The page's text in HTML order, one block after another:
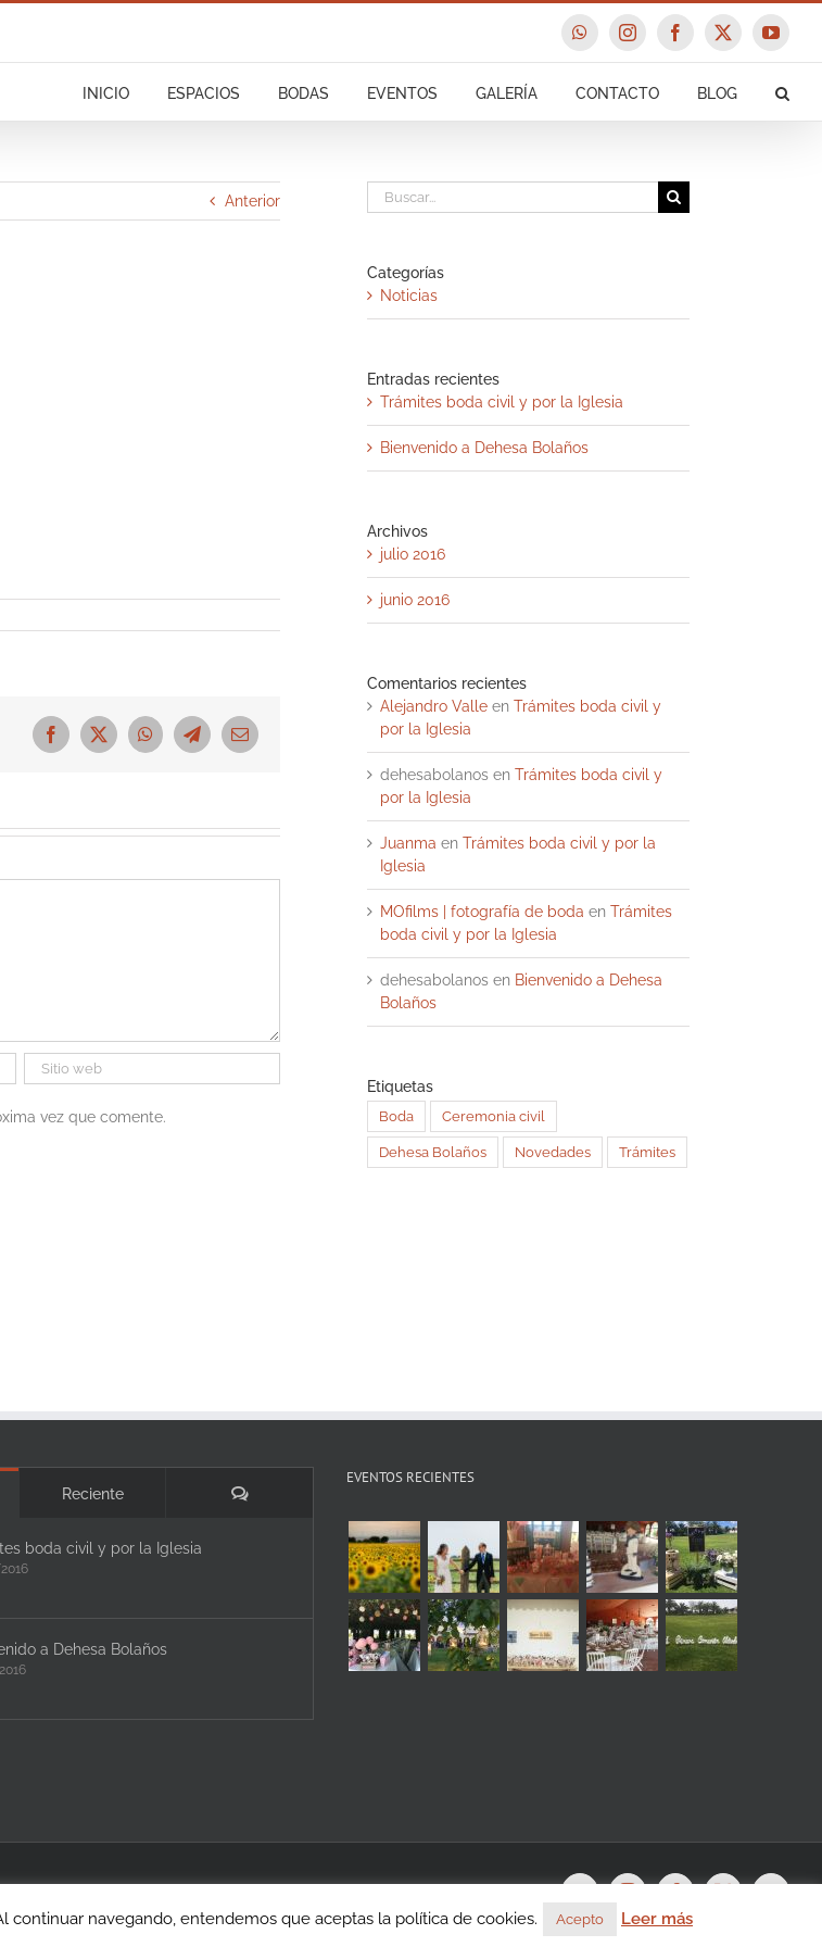
WhatsAppInstagramFacebook
X
INICIO ESPACIOS BODAS EVENTOS GALERÍA CONTACTO BLOG
Anterior
Facebook
X WhatsAppTelegramCorreo
electrónico
vez que comente.
Buscar:
Categorías
Noticias
Entradas recientes
Trámites boda civil y por la Iglesia
Bienvenido a Dehesa Bolaños
Archivos
julio 2016
junio 2016
Comentarios recientes
Alejandro Valle en Trámites boda civil y
por la Iglesia
dehesabolanos en Trámites boda civil y
por la Iglesia
Juanma en Trámites boda civil y por la
Iglesia
MOfilms | fotografía de boda en Trámites
boda civil y por la Iglesia
dehesabolanos en Bienvenido a Dehesa
Bolaños
Etiquetas
Boda Ceremonia civil
Dehesa Bolaños Novedades Trámites
Reciente Comentarios
boda civil y por la Iglesia
a Dehesa Bolaños
EVENTOS RECIENTES
continuar navegando, entendemos que aceptas la política de cookies. Acepto Leer más